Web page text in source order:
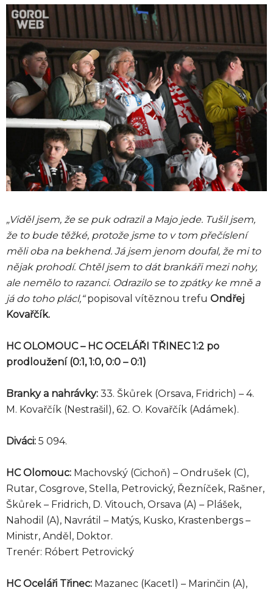
„Viděl jsem, že se puk odrazil a Majo jede. Tušil jsem,
že to bude těžké, protože jsme to v tom přečíslení
měli oba na bekhend. Já jsem jenom doufal, že mi to
nějak prohodí. Chtěl jsem to dát brankáři mezi nohy,
ale nemělo to razanci. Odrazilo se to zpátky ke mně a
já do toho plácl,“popisoval vítěznou trefu Ondřej
Kovařčík.
HC OLOMOUC – HC OCELÁŘI TŘINEC 1:2 po
prodloužení (0:1, 1:0, 0:0 – 0:1)
Branky a nahrávky: 33. Škůrek (Orsava, Fridrich) – 4.
M. Kovařčík (Nestrašil), 62. O. Kovařčík (Adámek).
Diváci: 5 094.
HC Olomouc: Machovský (Cichoň) – Ondrušek (C),
Rutar, Cosgrove, Stella, Petrovický, Řezníček, Rašner,
Škůrek – Fridrich, D. Vitouch, Orsava (A) – Plášek,
Nahodil (A), Navrátil – Matýs, Kusko, Krastenbergs –
Ministr, Anděl, Doktor.
Trenér: Róbert Petrovický
HC Oceláři Třinec: Mazanec (Kacetl) – Marinčin (A),